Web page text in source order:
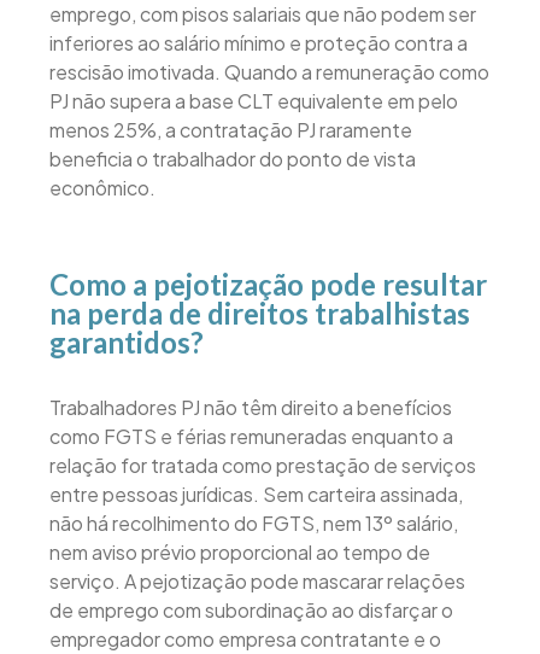
emprego, com pisos salariais que não podem ser
inferiores ao salário mínimo e proteção contra a
rescisão imotivada. Quando a remuneração como
PJ não supera a base CLT equivalente em pelo
menos 25%, a contratação PJ raramente
beneficia o trabalhador do ponto de vista
econômico.
Como a pejotização pode resultar
na perda de direitos trabalhistas
garantidos?
Trabalhadores PJ não têm direito a benefícios
como FGTS e férias remuneradas enquanto a
relação for tratada como prestação de serviços
entre pessoas jurídicas. Sem carteira assinada,
não há recolhimento do FGTS, nem 13º salário,
nem aviso prévio proporcional ao tempo de
serviço. A pejotização pode mascarar relações
de emprego com subordinação ao disfarçar o
empregador como empresa contratante e o